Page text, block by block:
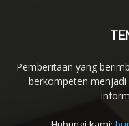
Pemberitaan yang
berkompeten